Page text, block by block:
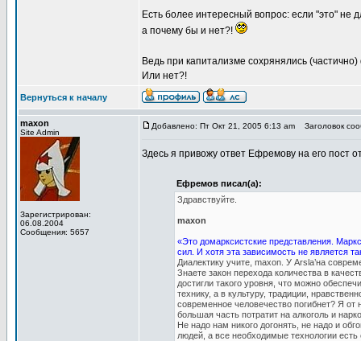
Есть более интересный вопрос: если "это" не
а почему бы и нет?!
Ведь при капитализме сохрянялись
Или нет?!
Вернуться к началу
maxon
Site Admin
Зарегистрирован:
06.08.2004
Сообщения: 5657
Добавлено: Пт Окт 21, 2005 6:13 am Заголовок
Здесь я привожу ответ Ефремову на его пост
Ефремов писал(а):
Здравствуйте.
maxon
«Это домарксистские представления.
сил. И хотя эта зависимость не является
Диалектику учите, maxon. У Arsla’на
Знаете закон перехода количества в
достигли такого уровня, что можно
технику, а в культуру, традиции,
современное человечество погибнет? Я от
большая часть потратит на алкоголь и
Не надо нам никого догонять, не надо и
людей, а все необходимые технологии